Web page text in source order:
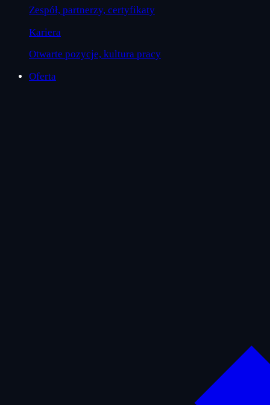
Zespół, partnerzy, certyfikaty
Kariera
Otwarte pozycje, kultura pracy
Oferta